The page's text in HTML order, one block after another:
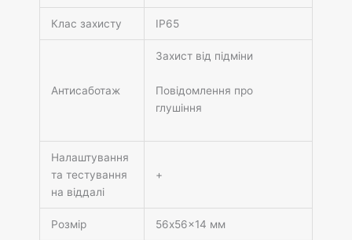
Клас захисту IP65
Антисаботаж
Захист від підміни
Повідомлення про
глушіння
Налаштування
та тестування
на віддалі
+
Розмір 56х56×14 мм